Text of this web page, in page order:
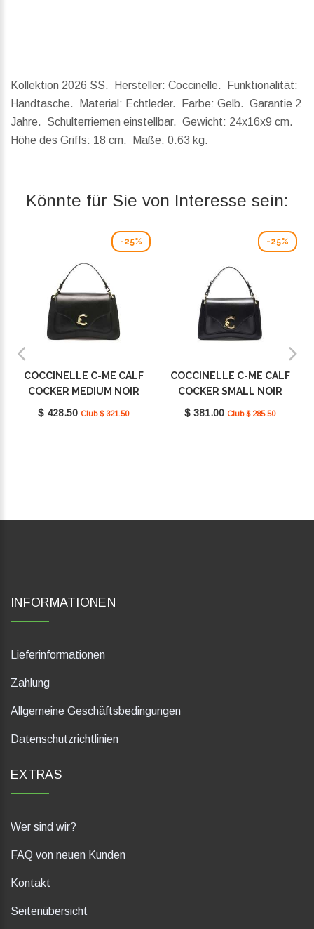
Kollektion 2026 SS. Hersteller: Coccinelle. Funktionalität:
Handtasche. Material: Echtleder. Farbe: Gelb. Garantie 2
Jahre. Schulterriemen einstellbar. Gewicht: 24x16x9 cm.
Höhe des Griffs: 18 cm. Maße: 0.63 kg.
Könnte für Sie von Interesse sein:
-25%
COCCINELLE C-ME CALF
COCKER MEDIUM NOIR
E1SSK180101_001
$ 428.50 Club $ 321.50
-25%
COCCINELLE C-ME CALF
COCKER SMALL NOIR
E1SSK180201_001
$ 381.00 Club $ 285.50
INFORMATIONEN
Lieferinformationen
Zahlung
Allgemeine Geschäftsbedingungen
Datenschutzrichtlinien
EXTRAS
Wer sind wir?
FAQ von neuen Kunden
Kontakt
Seitenübersicht